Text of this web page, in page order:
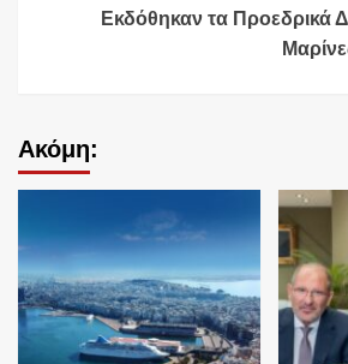
Εκδόθηκαν τα Προεδρικά
Ακόμη: